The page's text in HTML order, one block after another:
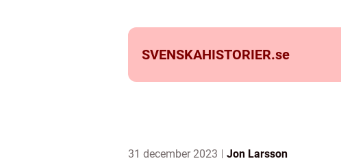
SVENSKAHISTORIER.se
31 december 2023 Jon Larsson